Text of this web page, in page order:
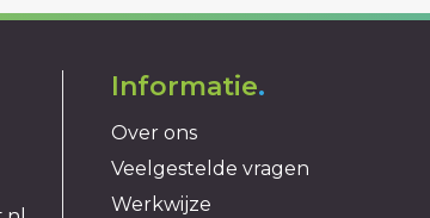
Informatie.
Over ons
Veelgestelde vragen
Werkwijze